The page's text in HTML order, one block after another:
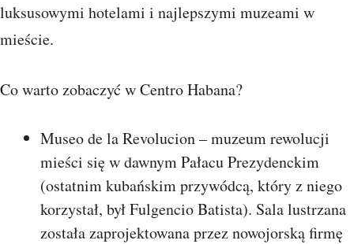
luksusowymi hotelami i najlepszymi muzeami w
mieście.
Co warto zobaczyć w Centro Habana?
Museo de la Revolucion – muzeum rewolucji
mieści się w dawnym Pałacu Prezydenckim
(ostatnim kubańskim przywódcą, który z niego
korzystał, był Fulgencio Batista). Sala lustrzana
została zaprojektowana przez nowojorską firmę